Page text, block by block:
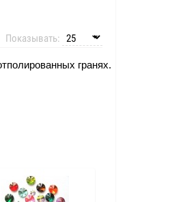
Показывать:
гранях.